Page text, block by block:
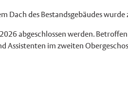
Dach des Bestandsgebäudes
abgeschlossen werden.
im zweiten